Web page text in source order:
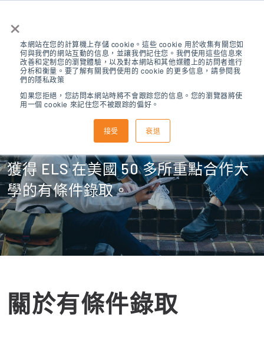
×
本網站在您的計算機上存儲 cookie。這些 cookie 用於收集有關您如
何與我們的網站互動的信息，並讓我們記住您。我們使用這些信息來
改善和定制您的瀏覽體驗，以及對本網站和其他媒體上的訪問者進行
分析和衡量。要了解有關我們使用的 cookie 的更多信息，請參閱我
們的隱私政策
如果您拒絕，您訪問本網站時將不會跟踪您的信息。您的瀏覽器將使
用一個 cookie 來記住您不被跟踪的偏好。
接受 衰退
ELS 有條件錄取
獲得 ELS 在美國 50 多所重點合作大
學的有條件錄取。
關於有條件錄取